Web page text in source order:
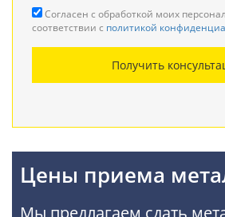
Резка металла
Демонтаж металлоконструкций
Покупка АКБ
Согласен с обработкой моих
соответствии с политикой
Получить
Цены приема
Мы предлагаем сдать